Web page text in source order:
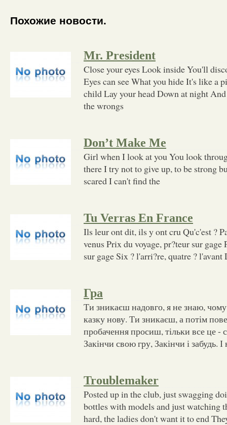
Похожие новости.
Mr. President
Close your eyes Look inside You'll
Eyes can see What you hide It's like a
child Lay your head Down at night
the wrongs
Don’t Make Me
Girl when I look at you You look
there I try not to give up, to be strong
scared I can't find the
Tu Verras En France
Ils leur ont dit, ils y ont cru Qu'c'est ?
venus Prix du voyage, pr?teur sur gage
sur gage Six ? l'arri?re, quatre ? l'avant
Гра
Ти зникаєш надовго, я не знаю,
казку нову. Ти зникаєш, а потім
пробачення просиш, тільки все це -
Закінчи свою гру, Закінчи і забудь.
Troublemaker
Posted up in the club, just swagging
bottles with models and just watching
hard, the ladies don't want it to end